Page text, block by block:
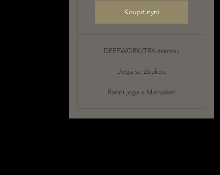
Koupit nyní
DEEPWORK/TRX-trénink
Joga se Zuzkou
Ranní joga s Michalem